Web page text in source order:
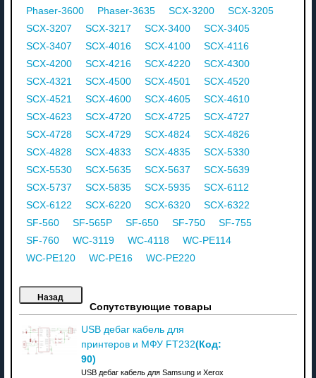
Phaser-3600
Phaser-3635 SCX-3200
SCX-3205
SCX-3207
SCX-3217 SCX-3400
SCX-3405
SCX-3407
SCX-4016 SCX-4100
SCX-4116
SCX-4200
SCX-4216 SCX-4220
SCX-4300
SCX-4321
SCX-4500 SCX-4501
SCX-4520
SCX-4521
SCX-4600 SCX-4605
SCX-4610
SCX-4623
SCX-4720 SCX-4725
SCX-4727
SCX-4728
SCX-4729 SCX-4824
SCX-4826
SCX-4828
SCX-4833 SCX-4835
SCX-5330
SCX-5530
SCX-5635 SCX-5637
SCX-5639
SCX-5737
SCX-5835 SCX-5935
SCX-6112
SCX-6122
SCX-6220 SCX-6320
SCX-6322
SF-560
SF-565P SF-650 SF-750
SF-755
SF-760
WC-3119 WC-4118
WC-PE114
WC-PE120
WC-PE16 WC-PE220
Сопутствующие товары
USB дебаг кабель для
принтеров и МФУ FT232(Код:
90)
USB дебаг кабель для Samsung и Xerox